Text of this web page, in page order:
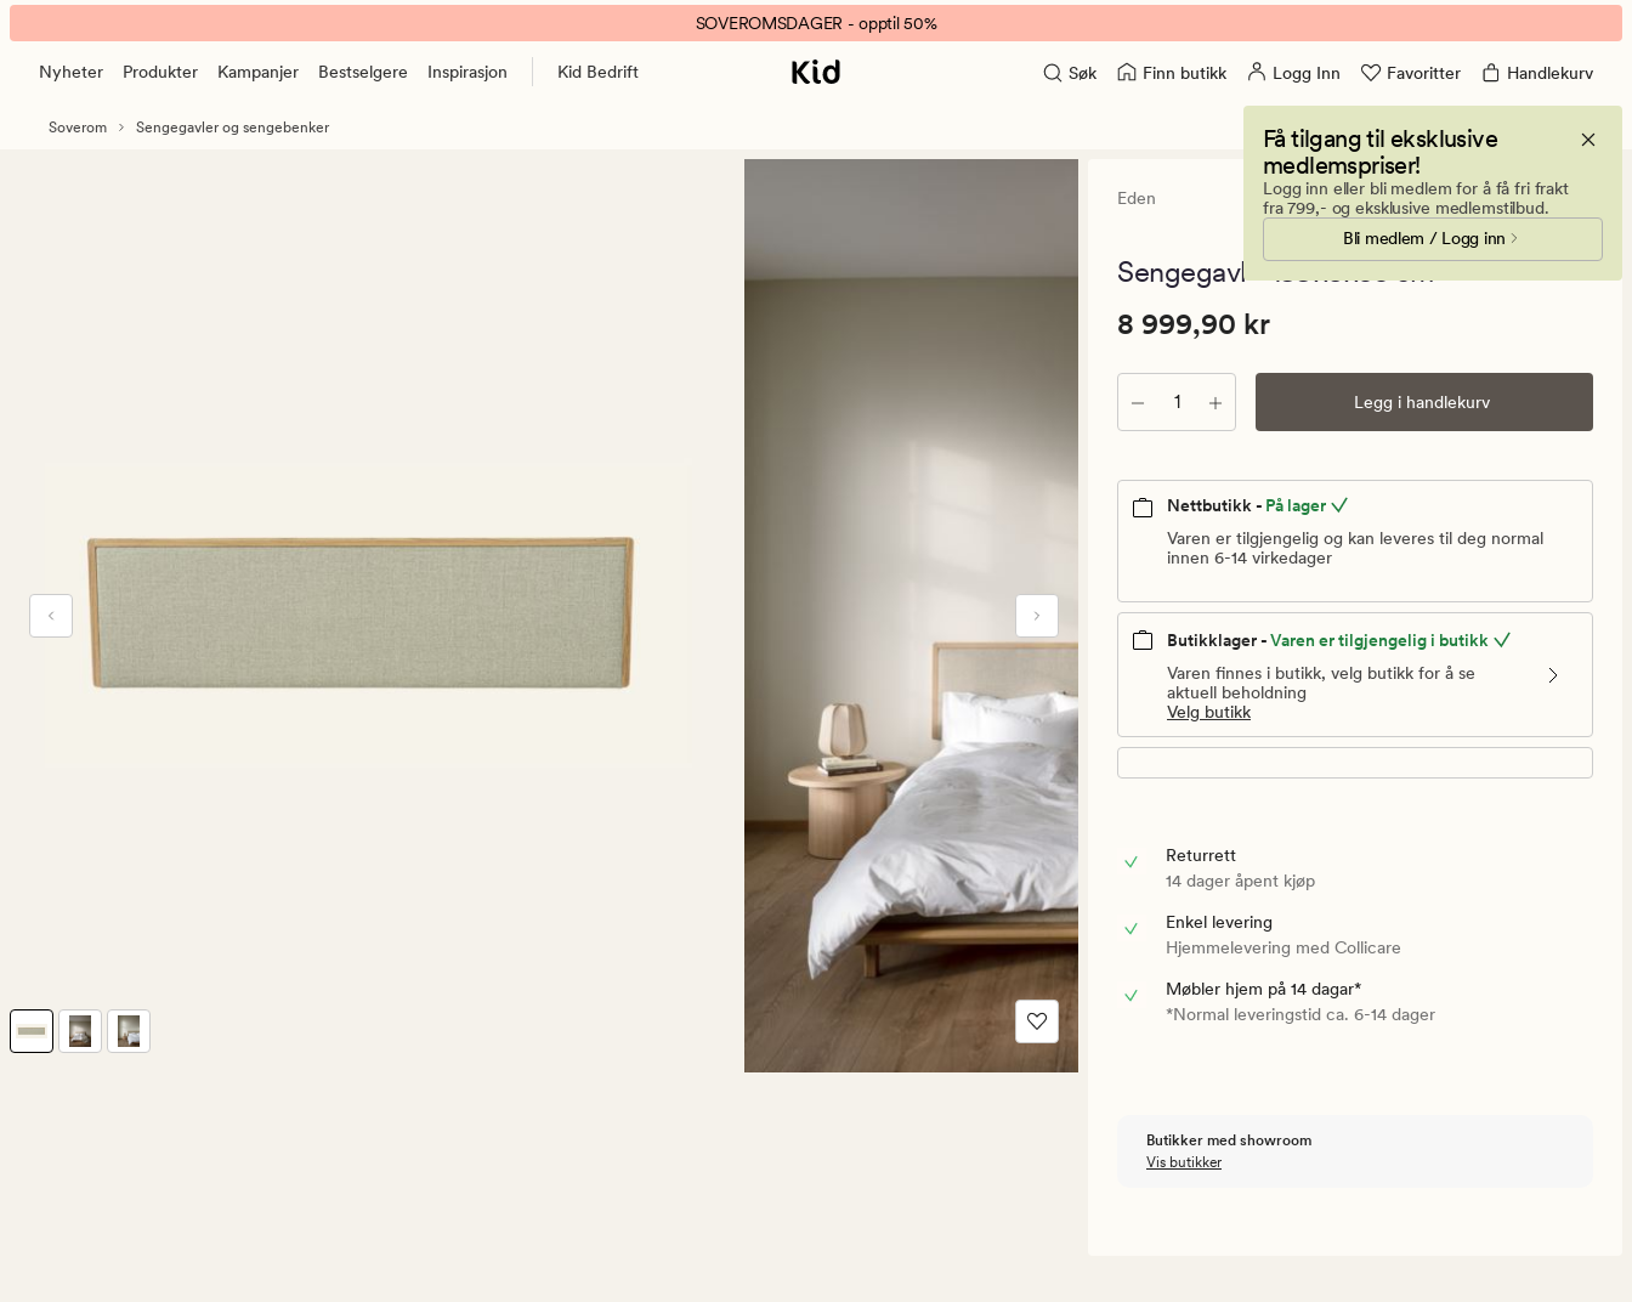
Eden
sengegavl
banner.
Klikk
SOVEROMSDAGER - opptil 50%
Nyheter Produkter Kampanjer Bestselgere Inspirasjon Kid Bedrift Søk Finn butikk Logg Inn Favoritter Handlekurv
Få tilgang til eksklusive
medlemspriser!
Logg inn eller bli medlem for å få fri frakt
fra 799,- og eksklusive medlemstilbud.
Bli medlem / Logg inn
Soverom Sengegavler og sengebenker
Eden
0
en
0
Sengegavl - 199x3x55 cm
Pris
999,90
kr.
Vanlig
8
999,90
Pris 8 999,90 kr
8 999,90 kr
Antall Legg i handlekurv
Nettbutikk - På lager
Varen er tilgjengelig og kan leveres til deg normal
innen 6-14 virkedager
Butikklager -Varen er tilgjengelig i butikk
Varen finnes i butikk, velg butikk for å se
aktuell beholdning
Velg butikk
Returrett
14 dager åpent kjøp
Enkel levering
Hjemmelevering med Collicare
Møbler hjem på 14 dagar*
*Normal leveringstid ca. 6-14 dager
Butikker med showroom
Vis butikker